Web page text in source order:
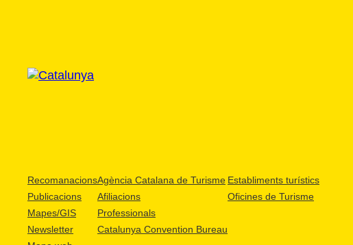
Recomanacions
Publicacions
Mapes/GIS
Newsletter
Agència Catalana de Turisme
Afiliacions
Professionals
Catalunya Convention Bureau
Establiments turístics
Oficines de Turisme